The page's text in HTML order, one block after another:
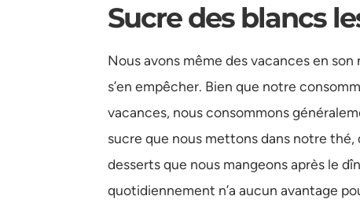
Sucre des blancs
Nous avons même des vacances en
s’en empêcher. Bien que notre
vacances, nous consommons
sucre que nous mettons dans notre
desserts que nous mangeons après le
quotidiennement n’a aucun avantage